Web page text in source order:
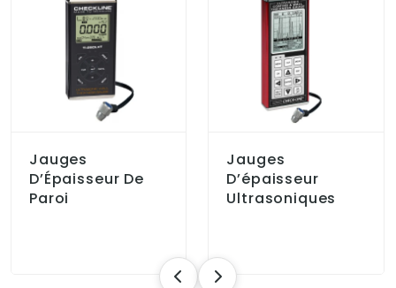
Jauges
D’Épaisseur De
Paroi
Jauges
D’épaisseur
Ultrasoniques